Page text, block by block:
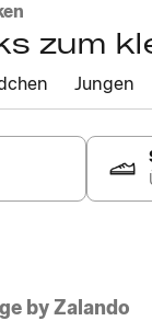
zum
Jungen
by Zalando